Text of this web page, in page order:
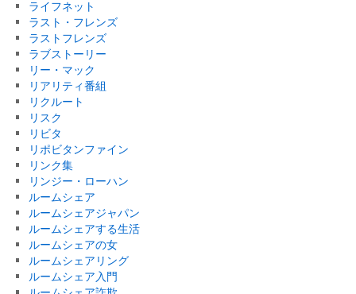
ライフネット
ラスト・フレンズ
ラストフレンズ
ラブストーリー
リー・マック
リアリティ番組
リクルート
リスク
リビタ
リポビタンファイン
リンク集
リンジー・ローハン
ルームシェア
ルームシェアジャパン
ルームシェアする生活
ルームシェアの女
ルームシェアリング
ルームシェア入門